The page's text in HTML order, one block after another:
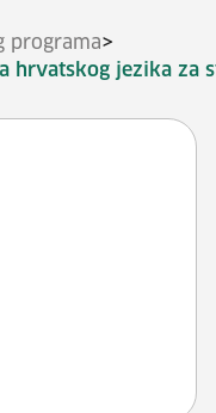
programa>
hrvatskog jezika za